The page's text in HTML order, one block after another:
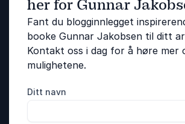
her for Gunnar
Fant du blogginnlegget
booke Gunnar Jakobsen til ditt
Kontakt oss i dag for å høre mer
mulighetene.
Ditt navn